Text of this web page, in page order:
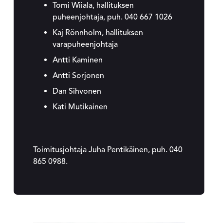
Tomi Wiiala, hallituksen
puheenjohtaja, puh. 040 667 1026
Kaj Rönnholm, hallituksen
varapuheenjohtaja
Antti Kaminen
Antti Sorjonen
Dan Sihvonen
Kati Mutikainen
Toimitusjohtaja Juha Pentikäinen, puh. 040
865 0988.